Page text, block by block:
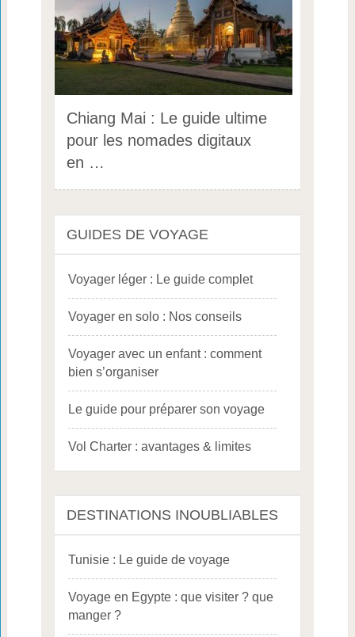
Chiang Mai : Le guide ultime
pour les nomades digitaux
en …
GUIDES DE VOYAGE
Voyager léger : Le guide complet
Voyager en solo : Nos conseils
Voyager avec un enfant : comment
bien s’organiser
Le guide pour préparer son voyage
Vol Charter : avantages & limites
DESTINATIONS INOUBLIABLES
Tunisie : Le guide de voyage
Voyage en Egypte : que visiter ? que
manger ?